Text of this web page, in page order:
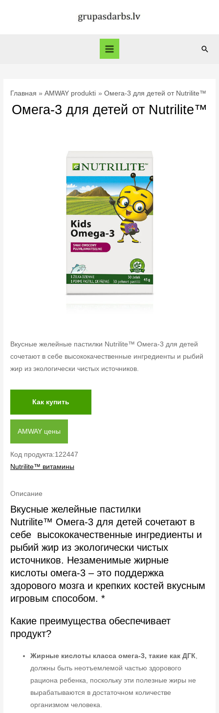
Main
Главная AMWAY produkti Омега-3 для детей от Nutrilite™
Омега-3 для детей от Nutrilite™
Вкусные желейные пастилки Nutrilite™ Омега-3 для детей
сочетают в себе высококачественные ингредиенты и рыбий
жир из экологически чистых источников.
Как купить
AMWAY цены
Код продукта:122447
Nutrilite™ витамины
Описание
Вкусные желейные пастилки
Nutrilite™ Омега-3 для детей сочетают в
себе высококачественные ингредиенты и
рыбий жир из экологически чистых
источников. Незаменимые жирные
кислоты омега-3 – это поддержка
здорового мозга и крепких костей вкусным
игровым способом. *
Какие преимущества обеспечивает
продукт?
Жирные кислоты класса омега-3, такие как ДГК,
должны быть неотъемлемой частью здорового
рациона ребенка, поскольку эти полезные жиры не
вырабатываются в достаточном количестве
организмом человека.